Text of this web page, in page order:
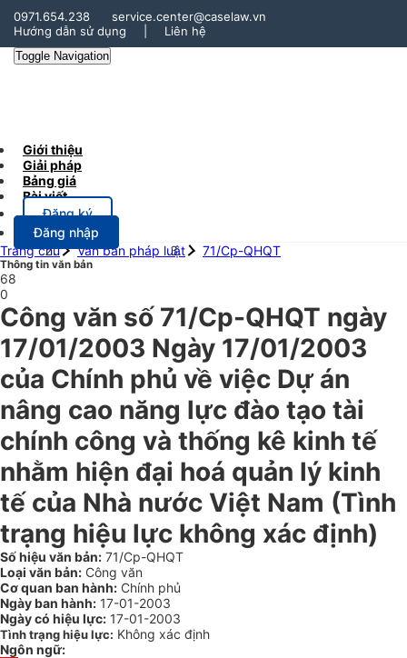
0971.654.238
service.center@caselaw.vn
Hướng dẫn sử dụng
Liên hệ
Toggle Navigation
Giới thiệu
Giải pháp
Bảng giá
Bài viết
Đăng ký
Đăng nhập
Trang chủ
Văn bản pháp luật 71/Cp-QHQT
Thông tin văn bản
68
0
Công văn số 71/Cp-QHQT ngày
17/01/2003 Ngày 17/01/2003
của Chính phủ về việc Dự án
nâng cao năng lực đào tạo tài
chính công và thống kê kinh tế
nhằm hiện đại hoá quản lý kinh
tế của Nhà nước Việt Nam (Tình
trạng hiệu lực không xác định)
Số hiệu văn bản: 71/Cp-QHQT
Loại văn bản: Công văn
Cơ quan ban hành: Chính phủ
Ngày ban hành: 17-01-2003
Ngày có hiệu lực: 17-01-2003
Tình trạng hiệu lực: Không xác định
Ngôn ngữ: